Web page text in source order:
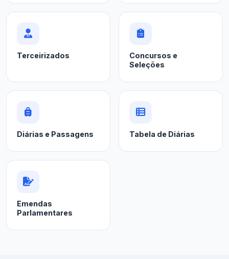
Terceirizados
Concursos e
Seleções
Diárias e Passagens Tabela de Diárias
Emendas
Parlamentares